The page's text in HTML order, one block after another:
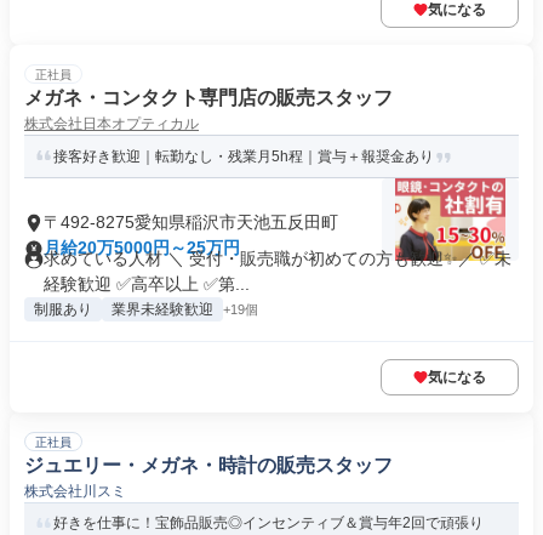
気になる
正社員
メガネ・コンタクト専門店の販売スタッフ
株式会社日本オプティカル
接客好き歓迎｜転勤なし・残業月5h程｜賞与＋報奨金あり
〒492-8275愛知県稲沢市天池五反田町
月給20万5000円～25万円
求めている人材 ＼ 受付・販売職が初めての方も歓迎✨／ ✅未
経験歓迎 ✅高卒以上 ✅第...
制服あり 業界未経験歓迎 +19個
気になる
正社員
ジュエリー・メガネ・時計の販売スタッフ
株式会社川スミ
好きを仕事に！宝飾品販売◎インセンティブ＆賞与年2回で頑張り